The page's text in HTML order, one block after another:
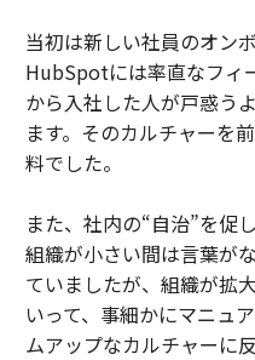
当初は新しい社員のオン
HubSpotには率直なフィ
から入社した人が戸惑う
ます。そのカルチャーを
料でした。
また、社内の“自治”を促
組織が小さい間は言葉が
ていましたが、組織が拡
いって、事細かにマニュ
ムアップなカルチャーに反